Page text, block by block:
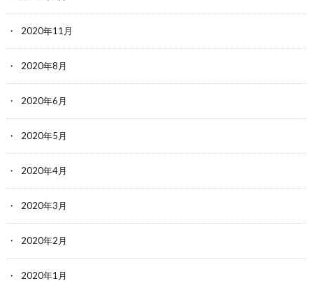
2020年11月
2020年8月
2020年6月
2020年5月
2020年4月
2020年3月
2020年2月
2020年1月